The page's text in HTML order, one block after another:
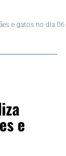
e gatos no dia 06
e